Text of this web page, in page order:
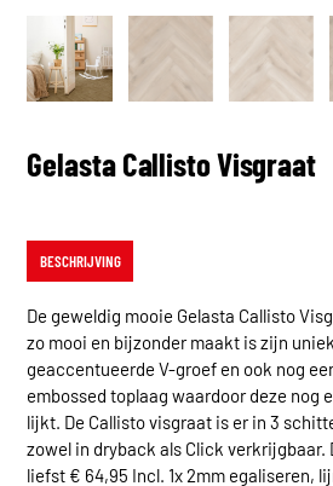
Gelasta Callisto Visgraat
BESCHRIJVING
De geweldig mooie Gelasta Callisto
zo mooi en bijzonder maakt is zijn
geaccentueerde V-groef en ook nog
embossed toplaag waardoor deze nog
lijkt. De Callisto visgraat is er in 3
zowel in dryback als Click verkrijgbaar.
liefst € 64,95 Incl. 1x 2mm egaliseren,